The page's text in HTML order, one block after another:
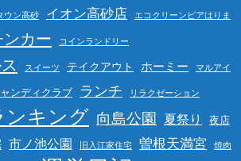
ウン高砂 イオン高砂店 エコクリーンピアはりま
ンカー コインランドリー
スイーツ テイクアウト ホーミー マルアイ
ンディクラブ ランチ リラクゼーション
ンキング 向島公園 夏祭り 夜店
市ノ池公園 旧入江家住宅 曽根天満宮 焼肉